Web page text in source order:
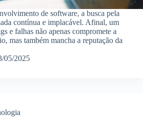
de software, a busca pela
contínua e implacável. Afinal, um
e falhas não apenas compromete a
mas também mancha a reputação da
05/2025